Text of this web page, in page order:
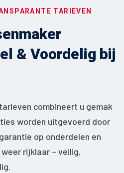
TARIEVEN
& Voordelig bij
combineert u gemak
worden uitgevoerd door
op onderdelen en
rijklaar – veilig,